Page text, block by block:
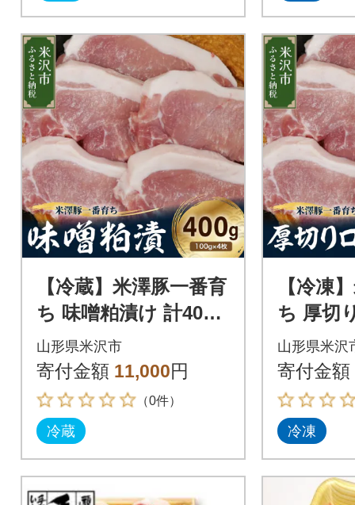
【冷蔵】米澤豚一番育
ち 味噌粕漬け 計400g
(100g×4枚)
山形県米沢市
寄付金額 11,000円
（0件）
冷蔵
【冷凍
ち 厚切
0g
山形県米沢
寄付金額
冷凍